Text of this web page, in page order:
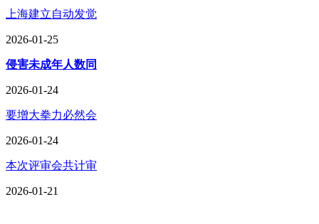
上海建立自动发觉
2026-01-25
侵害未成年人数同
2026-01-24
要增大拳力必然会
2026-01-24
本次评审会共计审
2026-01-21